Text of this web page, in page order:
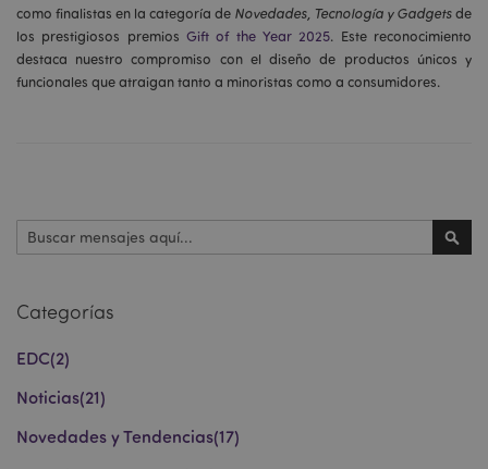
como finalistas en la categoría de Novedades, Tecnología y Gadgetsde
los prestigiosos premios Gift of the Year 2025. Este reconocimiento
destaca nuestro compromiso con el diseño de productos únicos y
funcionales que atraigan tanto a minoristas como a consumidores.
Buscar
Categorías
EDC(2)
Noticias(21)
Novedades y Tendencias(17)